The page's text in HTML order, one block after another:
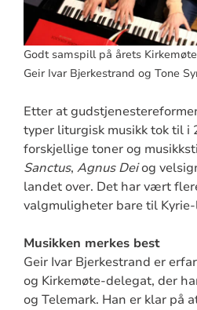
Godt samspill på årets
Geir Ivar Bjerkestrand og Tone
Etter at
typer liturgisk musikk tok til i
forskjellige toner og
Sanctus, Agnus Deiog
landet over. Det har vært
valgmuligheter bare til
Musikken merkes best
Geir Ivar Bjerkestrand er
og Kirkemøte-delegat, der
og Telemark. Han er klar på